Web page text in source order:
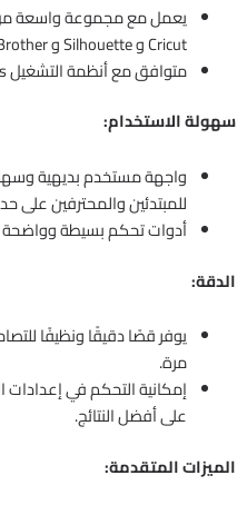
يعمل مع مجموعة واسعة من
Cricut و Silhouette و Brother وغيرها.
متوافق مع أنظمة التشغيل Windows و Mac.
سهولة الاستخدام:
واجهة مستخدم بديهية
للمبتدئين والمحترفين على
أدوات تحكم بسيطة
الدقة:
يوفر قصًا دقيقًا ونظيفًا
مرة.
إمكانية التحكم في
على أفضل النتائج.
الميزات المتقدمة: